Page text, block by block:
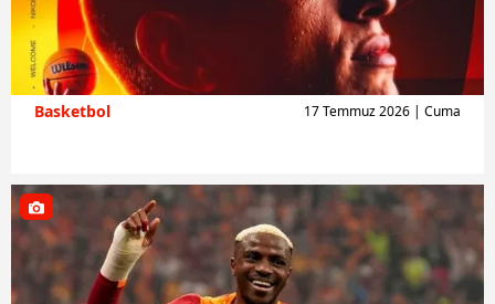
Basketbol 17 Temmuz 2026 | Cuma